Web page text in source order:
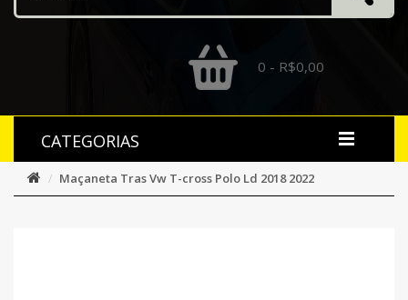
0 - R$0,00
CATEGORIAS
Maçaneta Tras Vw T-cross Polo Ld 2018 2022